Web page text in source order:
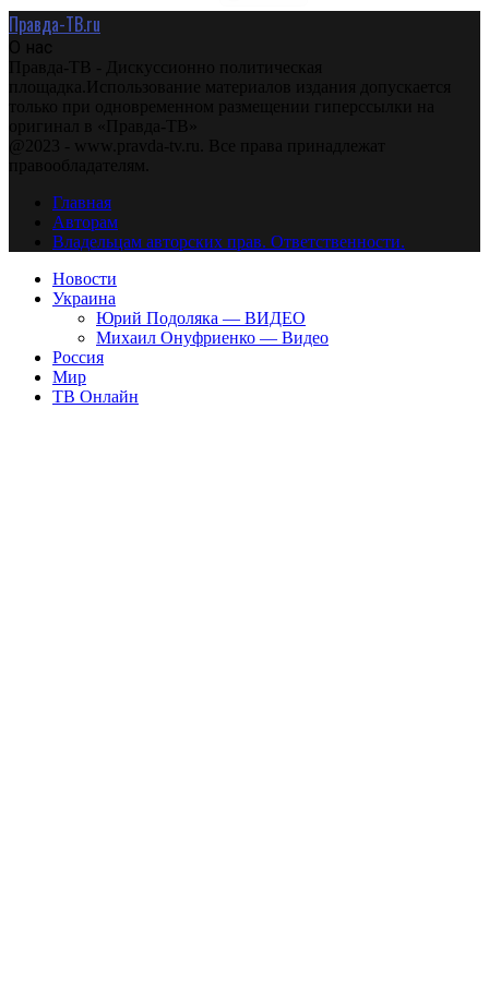
Правда-ТВ.ru
О нас
Правда-ТВ - Дискуссионно политическая
площадка.Использование материалов издания допускается
только при одновременном размещении гиперссылки на
оригинал в «Правда-ТВ»
@2023 - www.pravda-tv.ru. Все права принадлежат
правообладателям.
Главная
Авторам
Владельцам авторских прав. Ответственности.
Новости
Украина
Юрий Подоляка — ВИДЕО
Михаил Онуфриенко — Видео
Россия
Мир
ТВ Онлайн